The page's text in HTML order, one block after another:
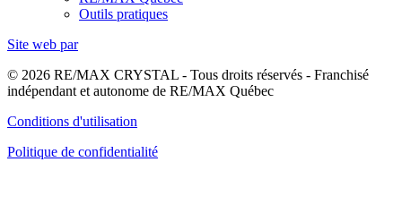
Outils pratiques
Site web par
© 2026 RE/MAX CRYSTAL - Tous droits réservés - Franchisé
indépendant et autonome de RE/MAX Québec
Conditions d'utilisation
Politique de confidentialité